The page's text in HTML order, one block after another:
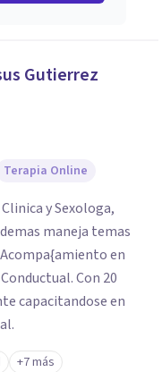
Gutierrez
Terapia Online
y Sexologa,
maneja temas
en
Con 20
capacitandose en
+7 más